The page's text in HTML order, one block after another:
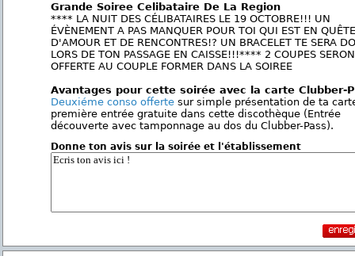
Grande Soiree Celibataire De La Region
**** LA NUIT DES CÉLIBATAIRES LE 19 OCTOBRE!!! UN
ÉVÈNEMENT A PAS MANQUER POUR TOI QUI EST EN QUÊTE
D'AMOUR ET DE RENCONTRES!? UN BRACELET TE SERA
LORS DE TON PASSAGE EN CAISSE!!!**** 2 COUPES
OFFERTE AU COUPLE FORMER DANS LA SOIREE
Avantages pour cette soirée avec la carte Clubber-
Deuxiéme conso offerte sur simple présentation de ta
première entrée gratuite dans cette discothèque (Entrée
découverte avec tamponnage au dos du Clubber-Pass).
Donne ton avis sur la soirée et l'établissement